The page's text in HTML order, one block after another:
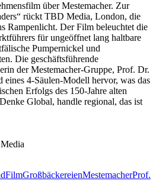
über Mestemacher. Zur
rückt TBD Media, London, die
Rampenlicht. Der Film beleuchtet die
für ungeöffnet lang haltbare
Pumpernickel und
Die geschäftsführende
der Mestemacher-Gruppe, Prof. Dr.
eines 4-Säulen-Modell hervor, was das
Erfolgs des 150-Jahre alten
Global, handle regional, das ist
FilmGroßbäckereienMestemacherProf.